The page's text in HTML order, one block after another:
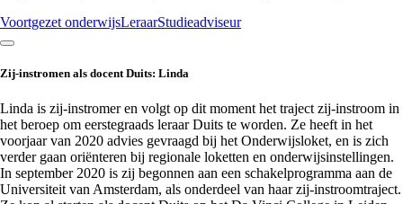
Voortgezet onderwijsLeraarStudieadviseur
Zij-instromen als docent Duits: Linda
Linda is zij-instromer en volgt op dit moment het traject zij-instroom in
het beroep om eerstegraads leraar Duits te worden. Ze heeft in het
voorjaar van 2020 advies gevraagd bij het Onderwijsloket, en is zich
verder gaan oriënteren bij regionale loketten en onderwijsinstellingen.
In september 2020 is zij begonnen aan een schakelprogramma aan de
Universiteit van Amsterdam, als onderdeel van haar zij-instroomtraject.